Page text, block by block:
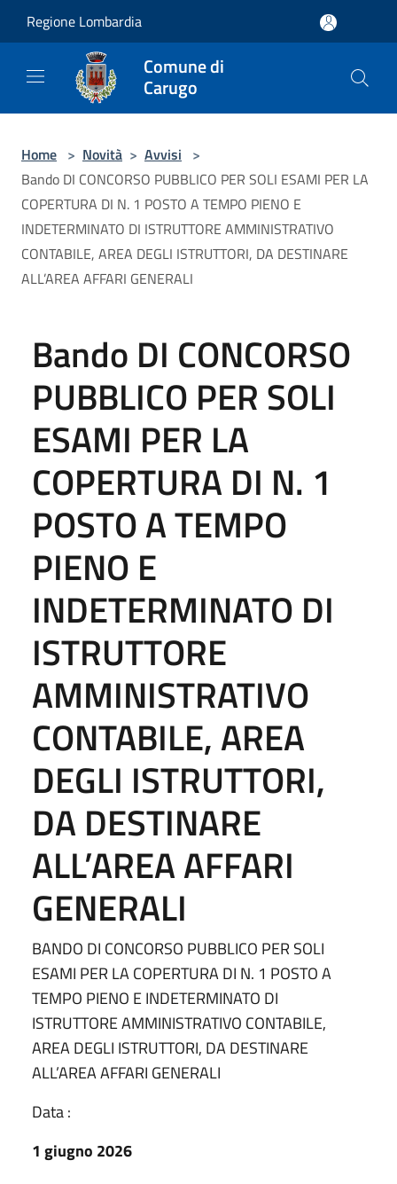
Regione Lombardia
Comune di
Carugo
Home > Novità > Avvisi >
Bando DI CONCORSO PUBBLICO PER SOLI ESAMI PER LA
COPERTURA DI N. 1 POSTO A TEMPO PIENO E
INDETERMINATO DI ISTRUTTORE AMMINISTRATIVO
CONTABILE, AREA DEGLI ISTRUTTORI, DA DESTINARE
ALL’AREA AFFARI GENERALI
Bando DI CONCORSO
PUBBLICO PER SOLI
ESAMI PER LA
COPERTURA DI N. 1
POSTO A TEMPO
PIENO E
INDETERMINATO DI
ISTRUTTORE
AMMINISTRATIVO
CONTABILE, AREA
DEGLI ISTRUTTORI,
DA DESTINARE
ALL’AREA AFFARI
GENERALI
BANDO DI CONCORSO PUBBLICO PER SOLI
ESAMI PER LA COPERTURA DI N. 1 POSTO A
TEMPO PIENO E INDETERMINATO DI
ISTRUTTORE AMMINISTRATIVO CONTABILE,
AREA DEGLI ISTRUTTORI, DA DESTINARE
ALL’AREA AFFARI GENERALI
Data :
1 giugno 2026